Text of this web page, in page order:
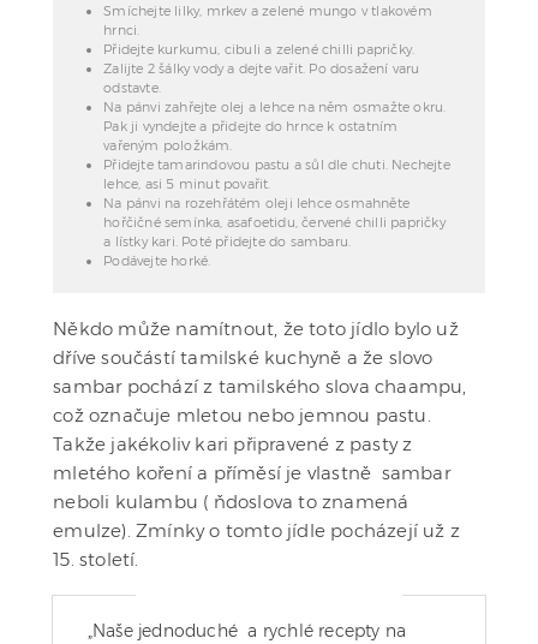
Smíchejte lilky, mrkev a zelené mungo v tlakovém
hrnci.
Přidejte kurkumu, cibuli a zelené chilli papričky.
Zalijte 2 šálky vody a dejte vařit. Po dosažení varu
odstavte.
Na pánvi zahřejte olej a lehce na něm osmažte okru.
Pak ji vyndejte a přidejte do hrnce k ostatním
vařeným položkám.
Přidejte tamarindovou pastu a sůl dle chuti. Nechejte
lehce, asi 5 minut povařit.
Na pánvi na rozehřátém oleji lehce osmahněte
hořčičné semínka, asafoetidu, červené chilli papričky
a lístky kari. Poté přidejte do sambaru.
Podávejte horké.
Někdo může namítnout, že toto jídlo bylo už
dříve součástí tamilské kuchyně a že slovo
sambar pochází z tamilského slova chaampu,
což označuje mletou nebo jemnou pastu.
Takže jakékoliv kari připravené z pasty z
mletého koření a příměsí je vlastně sambar
neboli kulambu ( ňdoslova to znamená
emulze). Zmínky o tomto jídle pocházejí už z
15. století.
„Naše jednoduché a rychlé recepty na